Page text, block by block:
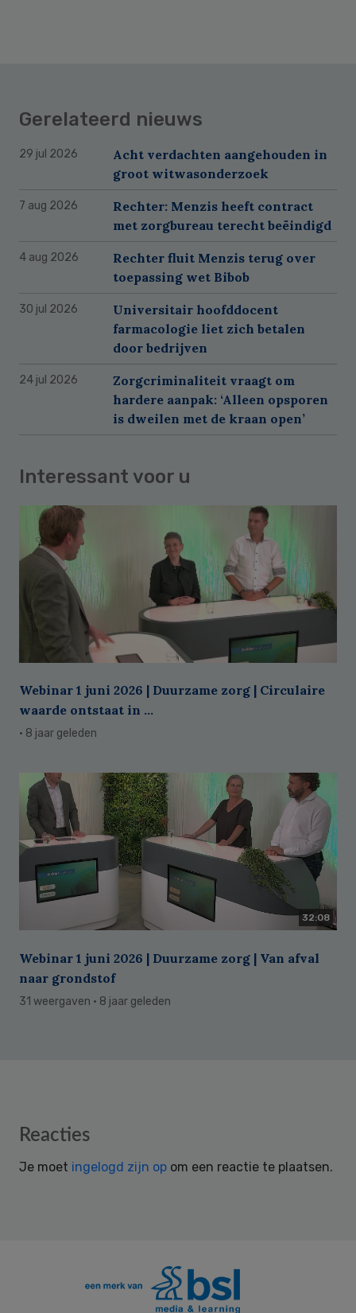
Gerelateerd nieuws
29 jul 2026
Acht verdachten aangehouden in
groot witwasonderzoek
7 aug 2026
Rechter: Menzis heeft contract
met zorgbureau terecht beëindigd
4 aug 2026
Rechter fluit Menzis terug over
toepassing wet Bibob
30 jul 2026
Universitair hoofddocent
farmacologie liet zich betalen
door bedrijven
24 jul 2026
Zorgcriminaliteit vraagt om
hardere aanpak: ‘Alleen opsporen
is dweilen met de kraan open’
Interessant voor u
Webinar 1 juni 2026 | Duurzame zorg | Circulaire
waarde ontstaat in ...
· 8 jaar geleden
32:08
Webinar 1 juni 2026 | Duurzame zorg | Van afval
naar grondstof
31 weergaven · 8 jaar geleden
Reader
Reacties
Je moet ingelogd zijn op om een reactie te plaatsen.